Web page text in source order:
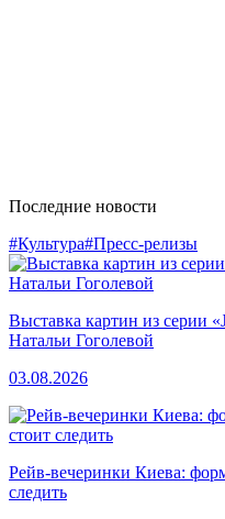
Последние новости
#Культура#Пресс-релизы
Выставка картин из серии
Натальи Гоголевой
03.08.2026
Рейв-вечеринки Киева:
следить